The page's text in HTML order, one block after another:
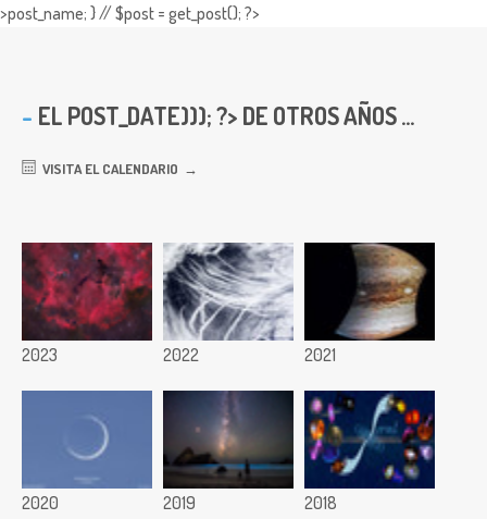
>post_name; } // $post = get_post(); ?>
EL POST_DATE))); ?> DE OTROS AÑOS ...
VISITA EL CALENDARIO
2023 2022 2021
2020 2019 2018